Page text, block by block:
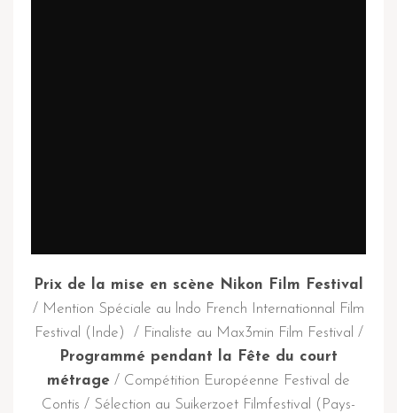
Prix de la mise en scène Nikon Film Festival
/ Mention Spéciale au lndo French Internationnal Film
Festival (Inde) / Finaliste au Max3min Film Festival /
Programmé pendant la Fête du court
métrage / Compétition Européenne Festival de
Contis / Sélection au Suikerzoet Filmfestival (Pays-